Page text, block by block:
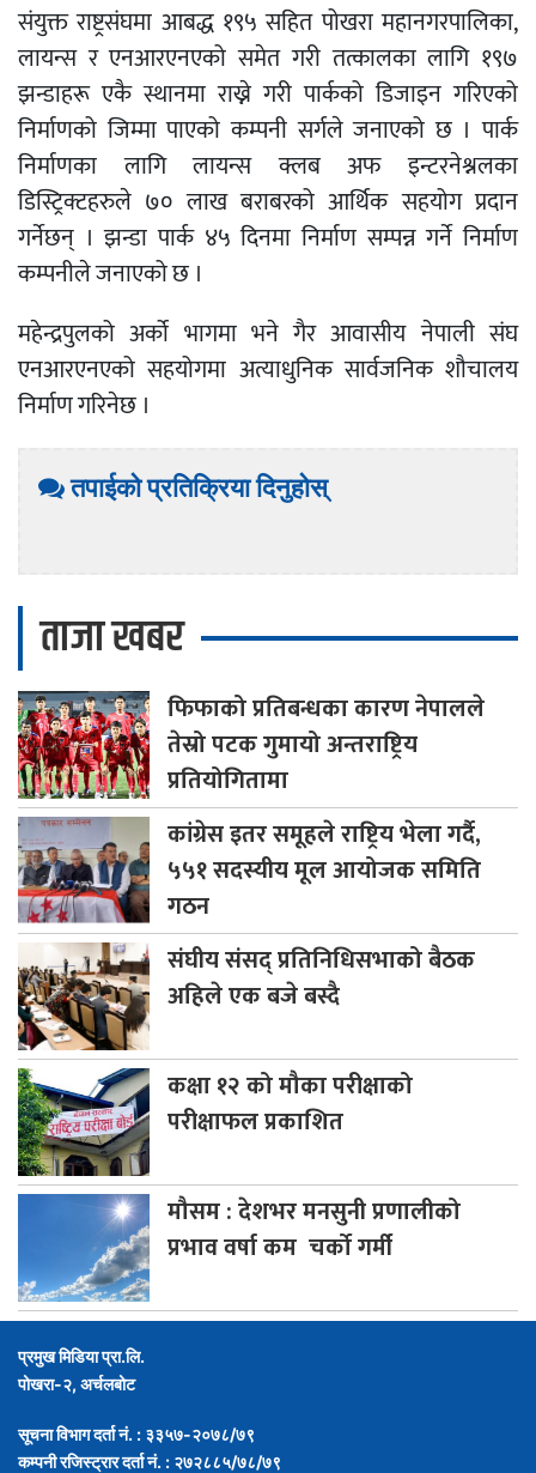
संयुक्त राष्ट्रसंघमा आबद्ध १९५ सहित पोखरा महानगरपालिका,
लायन्स र एनआरएनएको समेत गरी तत्कालका लागि १९७
झन्डाहरू एकै स्थानमा राख्ने गरी पार्कको डिजाइन गरिएको
निर्माणको जिम्मा पाएको कम्पनी सर्गले जनाएको छ । पार्क
निर्माणका लागि लायन्स क्लब अफ इन्टरनेश्नलका
डिस्ट्रिक्टहरुले ७० लाख बराबरको आर्थिक सहयोग प्रदान
गर्नेछन् । झन्डा पार्क ४५ दिनमा निर्माण सम्पन्न गर्ने निर्माण
कम्पनीले जनाएको छ ।
महेन्द्रपुलको अर्को भागमा भने गैर आवासीय नेपाली संघ
एनआरएनएको सहयोगमा अत्याधुनिक सार्वजनिक शौचालय
निर्माण गरिनेछ ।
तपाईको प्रतिक्रिया दिनुहोस्
ताजा खबर
फिफाकोप्रतिबन्धका कारण नेपालले
तेस्रो पटक गुमायो अन्तराष्ट्रिय
प्रतियोगितामा
कांग्रेसइतर समूहले राष्ट्रिय भेला गर्दै,
५५१ सदस्यीय मूल आयोजक समिति
गठन
संघीयसंसद् प्रतिनिधिसभाको बैठक
अहिले एक बजे बस्दै
कक्षा१२ को मौका परीक्षाको
परीक्षाफल प्रकाशित
मौसम: देशभर मनसुनी प्रणालीको
प्रभाव वर्षा कम चर्को गर्मी
प्रमुख मिडिया प्रा.लि.
पोखरा-२, अर्चलबोट
सूचना विभाग दर्ता नं. : ३३५७-२०७८/७९
कम्पनी रजिस्ट्रार दर्ता नं. : २७२८८५/७८/७९